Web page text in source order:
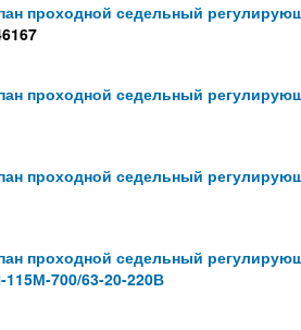
проходной седельный
проходной седельный
проходной седельный
проходной седельный
700/63-20-220В